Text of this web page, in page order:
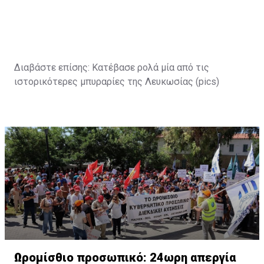
Διαβάστε επίσης: Κατέβασε ρολά μία από τις
ιστορικότερες μπυραρίες της Λευκωσίας (pics)
Ωρομίσθιο προσωπικό: 24ωρη απεργία